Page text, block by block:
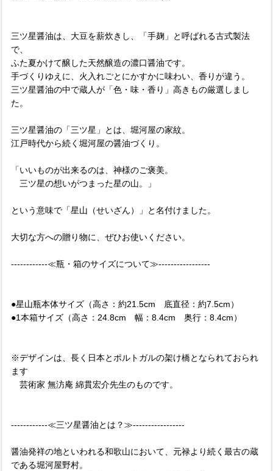
三ツ星醤油は、大豆を薪炊きし、「手麹」と呼ばれる古式製法
で、
ふた夏かけて醸した天然醸造の濃口醤油です。
手づくりゆえに、火入れごとにかすかに味わい、香りが違う。
三ツ星醤油の中で蔵人が「色・味・香り」高きもの厳選しまし
た。
三ツ星醤油の「三ツ星」とは、堀河屋の家紋。
江戸時代から続く堀河屋の醤油づくり。
「いいものが出来るのは、神様のご褒美。
三ツ星の想いがつまった星の山。」
という意味で「星山（せいざん）」と名付けました。
大切な方への贈り物に、ぜひお使いください。
------------≪瓶・箱のサイズについて≫-----------------
●星山瓶本体サイズ（高さ：約21.5cm 底直径：約7.5cm）
●1本箱サイズ（高さ：24.8cm 幅：8.4cm 奥行：8.4cm）
※デザインは、長く日本とポルトガルの架け橋となられておられ
ます
芸術家 無汸庵 綿貫宏介先生のものです。
------------≪三ツ星醤油とは？≫-----------------
醤油発祥の地といわれる和歌山において、元禄より続く最古の蔵
である堀河屋野村。